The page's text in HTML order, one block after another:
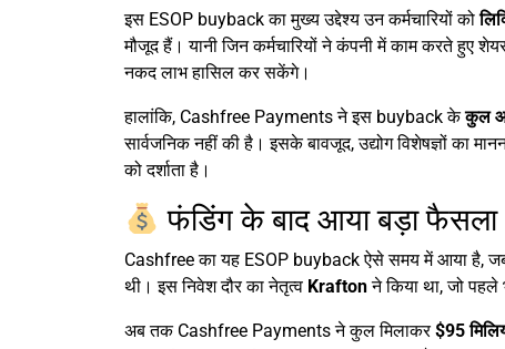
इस ESOP buyback का मुख्य उद्देश्य उन कर्मचारियों को
मौजूद हैं। यानी जिन कर्मचारियों ने कंपनी में काम करते हुए
नकद लाभ हासिल कर सकेंगे।
हालांकि, Cashfree Payments ने इस buyback केकुल
सार्वजनिक नहीं की है। इसके बावजूद, उद्योग विशेषज्ञों का
को दर्शाता है।
फंडिंग के बाद आया बड़ा फैसला
Cashfree का यह ESOP buyback ऐसे समय में आया है,
थी। इस निवेश दौर का नेतृत्व Kraftonने किया था, जो पहले
अब तक Cashfree Payments ने कुल मिलाकर$95